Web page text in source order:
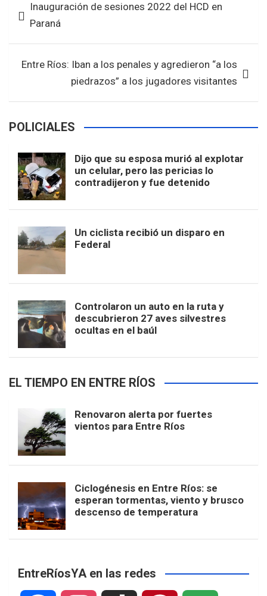
o
o
k
A
p
de Inauguración de sesiones 2022 del HCD en
Paraná
Entre Ríos: Iban a los penales y agredieron “a los
piedrazos” a los jugadores visitantes
POLICIALES
Dijo que su esposa murió al explotar
un celular, pero las pericias lo
contradijeron y fue detenido
Un ciclista recibió un disparo en
Federal
Controlaron un auto en la ruta y
descubrieron 27 aves silvestres
ocultas en el baúl
EL TIEMPO EN ENTRE RÍOS
Renovaron alerta por fuertes
vientos para Entre Ríos
Ciclogénesis en Entre Ríos: se
esperan tormentas, viento y brusco
descenso de temperatura
EntreRíosYA en las redes